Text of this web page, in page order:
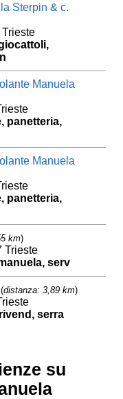
Sterpin & c.
Manuela
panetteria,
Manuela
panetteria,
km)
Trieste
serv
(distanza: 3,89 km)
serra
su